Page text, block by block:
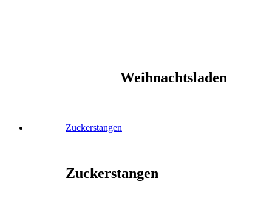
Weihnachtsladen
Zuckerstangen
Zuckerstangen